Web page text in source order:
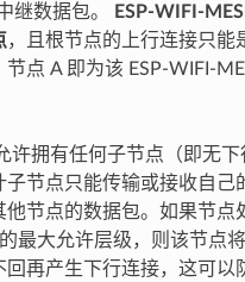
继数据包。
ESP-WIFI-
，且根节点的上行连接只能
点 A 即为该 ESP-WIFI-
许拥有任何子节点（即无下
子节点只能传输或接收自己
节点的数据包。如果节点
最大允许层级，则该节点
回再产生下行连接，这可以